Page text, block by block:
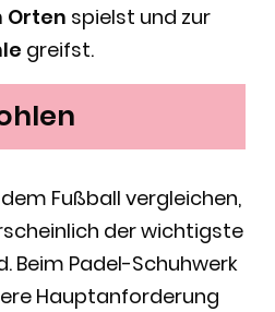
Orten spielst und zur
greifst.
Fußball vergleichen,
der wichtigste
Beim Padel-Schuhwerk
Hauptanforderung